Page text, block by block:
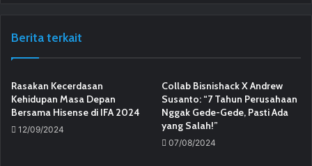
Berita terkait
Rasakan Kecerdasan
Kehidupan Masa Depan
Bersama Hisense di IFA 2024
12/09/2024
Collab Bisnishack X Andrew
Susanto: “7 Tahun Perusahaan
Nggak Gede-Gede, Pasti Ada
yang Salah!”
07/08/2024